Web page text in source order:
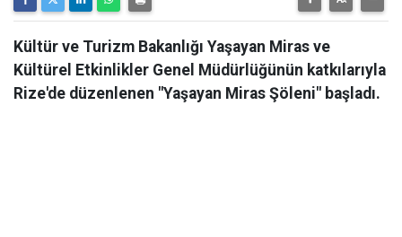
Kültür ve Turizm Bakanlığı Yaşayan Miras ve
Kültürel Etkinlikler Genel Müdürlüğünün katkılarıyla
Rize'de düzenlenen "Yaşayan Miras Şöleni" başladı.